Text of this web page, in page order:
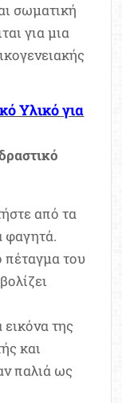
σωματική
για μια
Υλικό για
από τα
φαγητά.
πέταγμα του
εικόνα της
και
παλιά ως